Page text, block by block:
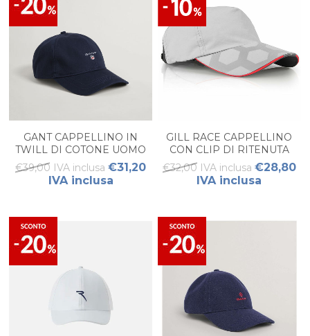
GANT CAPPELLINO IN
TWILL DI COTONE UOMO
€39,00 IVA inclusa €31,20
IVA inclusa
GILL RACE CAPPELLINO
CON CLIP DI RITENUTA
€32,00 IVA inclusa €28,80
IVA inclusa